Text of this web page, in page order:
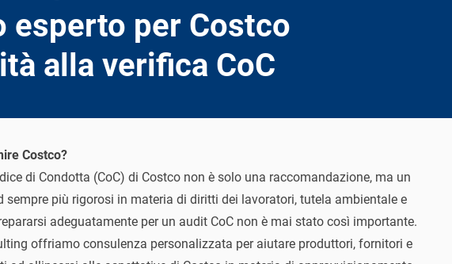
esperto per Costco
alla verifica CoC
Costco?
di Condotta (CoC) di Costco non è solo una raccomandazione, ma un
sempre più rigorosi in materia di diritti dei lavoratori, tutela ambientale e
adeguatamente per un audit CoC non è mai stato così importante.
offriamo consulenza personalizzata per aiutare produttori, fornitori e